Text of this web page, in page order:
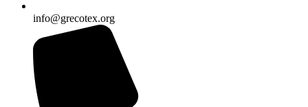
info@grecotex.org